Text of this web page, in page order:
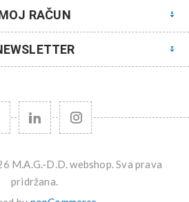
RAČUN
M.A.G.-D.D. webshop. Sva prava
pridržana.